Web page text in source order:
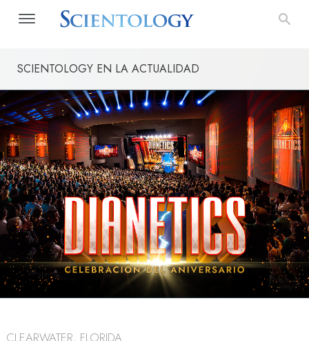
SCIENTOLOGY EN LA ACTUALIDAD
CLEARWATER, FLORIDA